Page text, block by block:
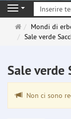
Navigation
Pagina
principale
Mondi di
Sale verde
Sale verde
Non ci sono